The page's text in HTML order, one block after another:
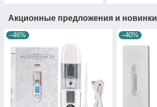
Акционные предложения и новинки
–46% –40%